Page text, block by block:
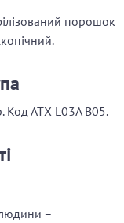
порошок
Код АТХ L03A B05.
–